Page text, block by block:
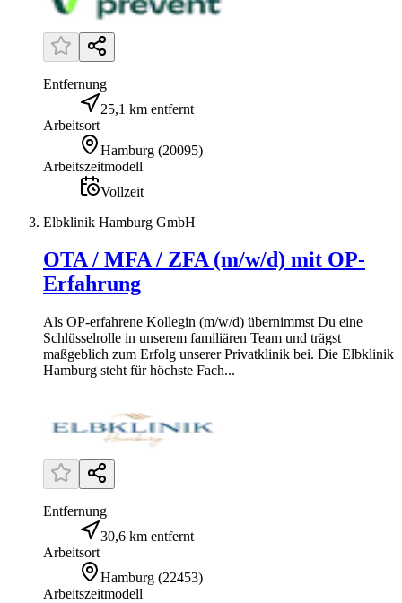
Entfernung
25,1 km entfernt
Arbeitsort
Hamburg (20095)
Arbeitszeitmodell
Vollzeit
Elbklinik Hamburg GmbH
OTA / MFA / ZFA (m/w/d) mit OP-
Erfahrung
Als OP-erfahrene Kollegin (m/w/d) übernimmst Du eine
Schlüsselrolle in unserem familiären Team und trägst
maßgeblich zum Erfolg unserer Privatklinik bei. Die Elbklinik
Hamburg steht für höchste Fach...
Entfernung
30,6 km entfernt
Arbeitsort
Hamburg (22453)
Arbeitszeitmodell